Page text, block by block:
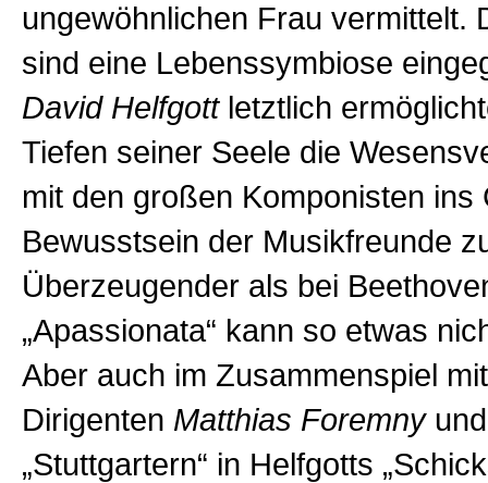
ungewöhnlichen Frau vermittelt.
sind eine Lebenssymbiose
David Helfgottletztlich
Tiefen seiner Seele die
mit den großen Komponisten ins
Bewusstsein der Musikfreunde
Überzeugender als bei
„Apassionata“ kann so etwas
Aber auch im Zusammenspiel
Dirigenten Matthias Foremny
„Stuttgartern“ in Helfgotts